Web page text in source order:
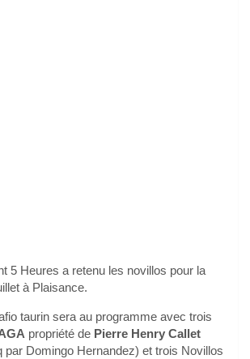
5 Heures a retenu les novillos pour la
à Plaisance.
taurin sera au programme avec trois
propriété de Pierre Henry Callet
par Domingo Hernandez) et trois Novillos